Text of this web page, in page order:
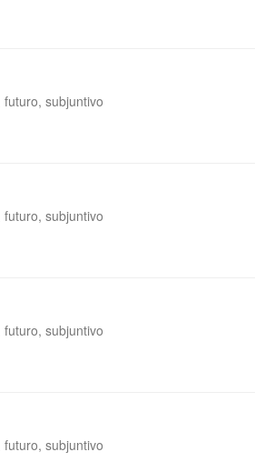
subjuntivo
subjuntivo
subjuntivo
subjuntivo